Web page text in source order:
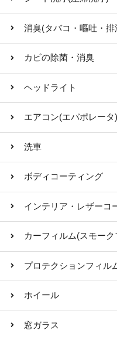
消臭(タバコ・嘔吐・排
カビの除菌・消臭
ヘッドライト
エアコン(エバポレー
洗車
ボディコーティング
インテリア・レザーコ
カーフィルム(スモーク
プロテクションフィル
ホイール
窓ガラス